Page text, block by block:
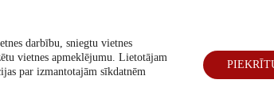
mums Vēlēšanas 2026
darbību, sniegtu vietnes
vietnes apmeklējumu. Lietotājam
par izmantotajām sīkdatnēm